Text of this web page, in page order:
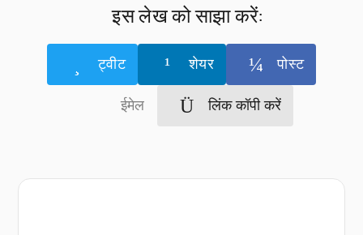
इस लेख को साझा करें:
ट्वीट शेयर पोस्ट
ईमेल लिंक कॉपी करें